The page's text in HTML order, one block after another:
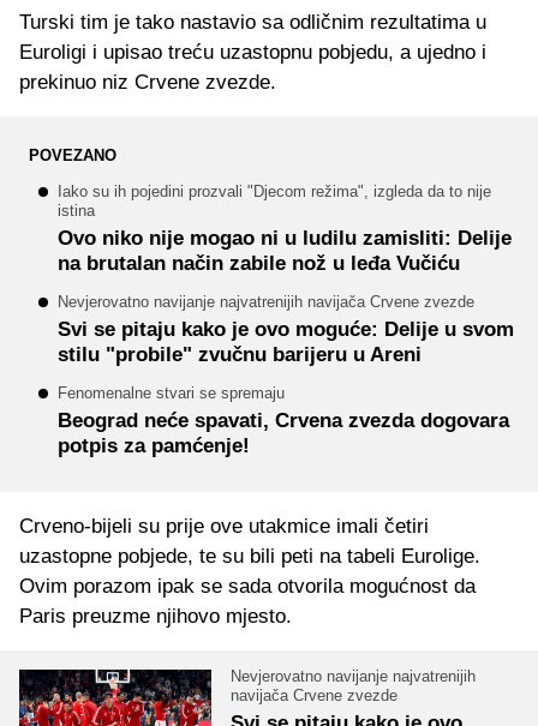
Turski tim je tako nastavio sa odličnim rezultatima u
Euroligi i upisao treću uzastopnu pobjedu, a ujedno i
prekinuo niz Crvene zvezde.
POVEZANO
Iako su ih pojedini prozvali "Djecom režima", izgleda da to nije
istina
Ovo niko nije mogao ni u ludilu zamisliti: Delije
na brutalan način zabile nož u leđa Vučiću
Nevjerovatno navijanje najvatrenijih navijača Crvene zvezde
Svi se pitaju kako je ovo moguće: Delije u svom
stilu "probile" zvučnu barijeru u Areni
Fenomenalne stvari se spremaju
Beograd neće spavati, Crvena zvezda dogovara
potpis za pamćenje!
Crveno-bijeli su prije ove utakmice imali četiri
uzastopne pobjede, te su bili peti na tabeli Eurolige.
Ovim porazom ipak se sada otvorila mogućnost da
Paris preuzme njihovo mjesto.
Nevjerovatno navijanje najvatrenijih
navijača Crvene zvezde